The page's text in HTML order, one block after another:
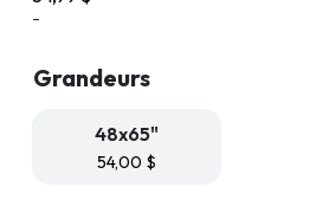
-
Grandeurs
48x65"
54,00 $